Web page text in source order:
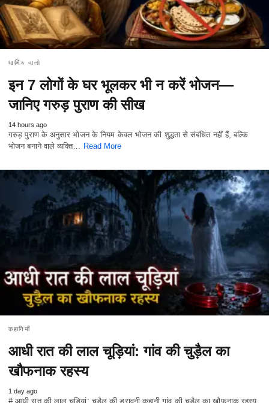
ધાર્મિક વાતો
इन 7 लोगों के घर भूलकर भी न करें भोजन—
जानिए गरुड़ पुराण की सीख
14 hours ago
गरुड़ पुराण के अनुसार भोजन के नियम केवल भोजन की शुद्धता से संबंधित नहीं हैं, बल्कि
भोजन बनाने वाले व्यक्ति… Read More
कहानियाँ
आधी रात की लाल चूड़ियां: गांव की चुड़ैल का
खौफनाक रहस्य
1 day ago
# आधी रात की लाल चूड़ियां: चुड़ैल की डरावनी कहानी गांव की चुड़ैल का खौफनाक रहस्य